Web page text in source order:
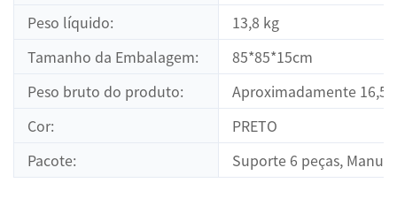
Peso líquido:
13,8 kg
Tamanho da Embalagem:
85*85*15cm
Peso bruto do produto:
Aproximadamente 16,5
Cor:
PRETO
Pacote:
Suporte 6 peças,